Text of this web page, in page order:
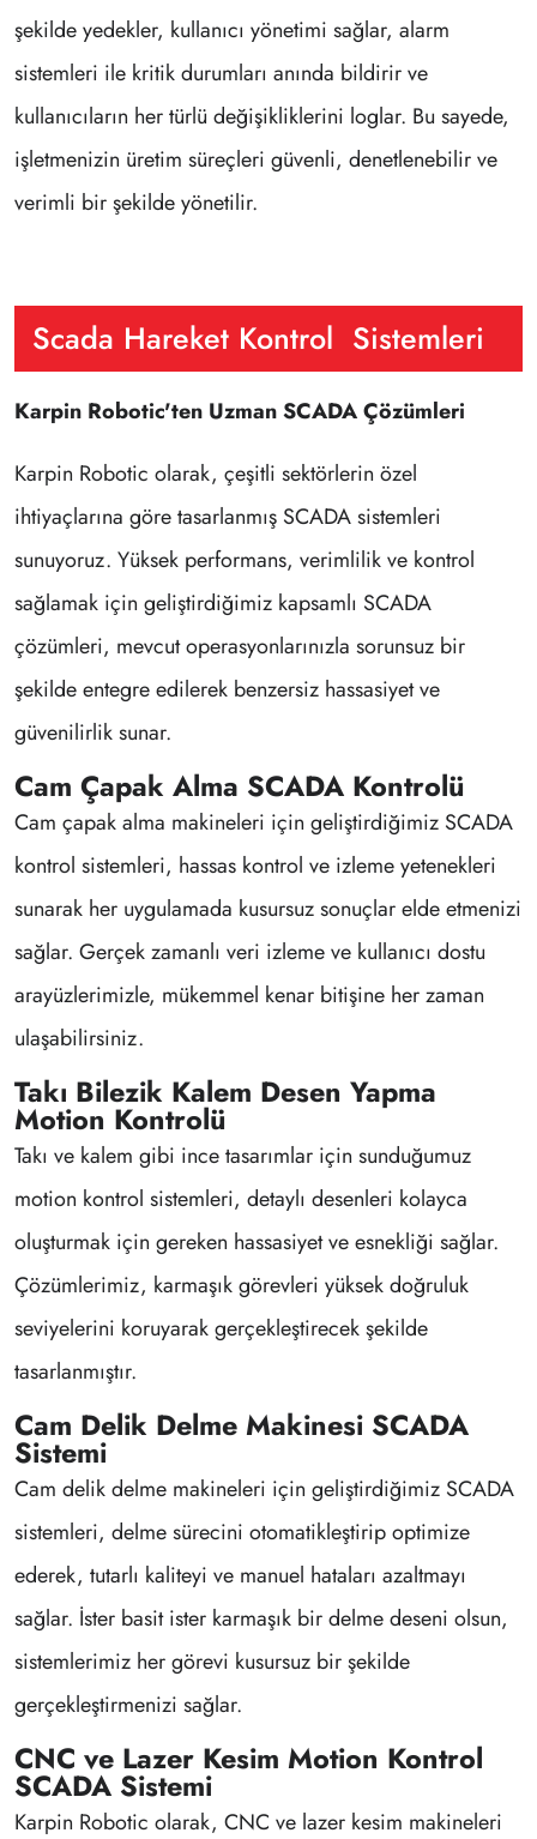
şekilde yedekler, kullanıcı yönetimi sağlar, alarm
sistemleri ile kritik durumları anında bildirir ve
kullanıcıların her türlü değişikliklerini loglar. Bu sayede,
işletmenizin üretim süreçleri güvenli, denetlenebilir ve
verimli bir şekilde yönetilir.
Scada Hareket Kontrol Sistemleri
Karpin Robotic'ten Uzman SCADA Çözümleri
Karpin Robotic olarak, çeşitli sektörlerin özel
ihtiyaçlarına göre tasarlanmış SCADA sistemleri
sunuyoruz. Yüksek performans, verimlilik ve kontrol
sağlamak için geliştirdiğimiz kapsamlı SCADA
çözümleri, mevcut operasyonlarınızla sorunsuz bir
şekilde entegre edilerek benzersiz hassasiyet ve
güvenilirlik sunar.
Cam Çapak Alma SCADA Kontrolü
Cam çapak alma makineleri için geliştirdiğimiz SCADA
kontrol sistemleri, hassas kontrol ve izleme yetenekleri
sunarak her uygulamada kusursuz sonuçlar elde etmenizi
sağlar. Gerçek zamanlı veri izleme ve kullanıcı dostu
arayüzlerimizle, mükemmel kenar bitişine her zaman
ulaşabilirsiniz.
Takı Bilezik Kalem Desen Yapma
Motion Kontrolü
Takı ve kalem gibi ince tasarımlar için sunduğumuz
motion kontrol sistemleri, detaylı desenleri kolayca
oluşturmak için gereken hassasiyet ve esnekliği sağlar.
Çözümlerimiz, karmaşık görevleri yüksek doğruluk
seviyelerini koruyarak gerçekleştirecek şekilde
tasarlanmıştır.
Cam Delik Delme Makinesi SCADA
Sistemi
Cam delik delme makineleri için geliştirdiğimiz SCADA
sistemleri, delme sürecini otomatikleştirip optimize
ederek, tutarlı kaliteyi ve manuel hataları azaltmayı
sağlar. İster basit ister karmaşık bir delme deseni olsun,
sistemlerimiz her görevi kusursuz bir şekilde
gerçekleştirmenizi sağlar.
CNC ve Lazer Kesim Motion Kontrol
SCADA Sistemi
Karpin Robotic olarak, CNC ve lazer kesim makineleri